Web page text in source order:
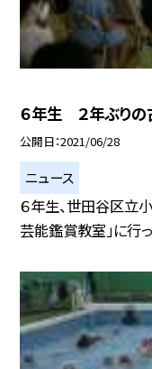
６年生 ２年ぶり
公開日 2021/06/28
ニュース
６年生、世田谷区立
芸能鑑賞教室」に行